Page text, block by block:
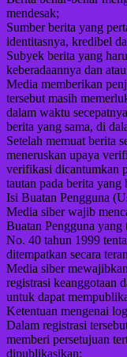
mendesak;
Sumber berita yang
identitasnya, kredibel
Subyek berita yang
keberadaannya dan
Media memberikan
tersebut masih
dalam waktu
berita yang sama, di
Setelah memuat berita
meneruskan upaya
verifikasi dicantumkan
tautan pada berita
Isi Buatan Pengguna
Media siber wajib
Buatan Pengguna
No. 40 tahun 1999
ditempatkan secara
Media siber
registrasi keanggotaan
untuk dapat
Ketentuan mengenai
Dalam registrasi
memberi persetujuan
dipublikasikan: